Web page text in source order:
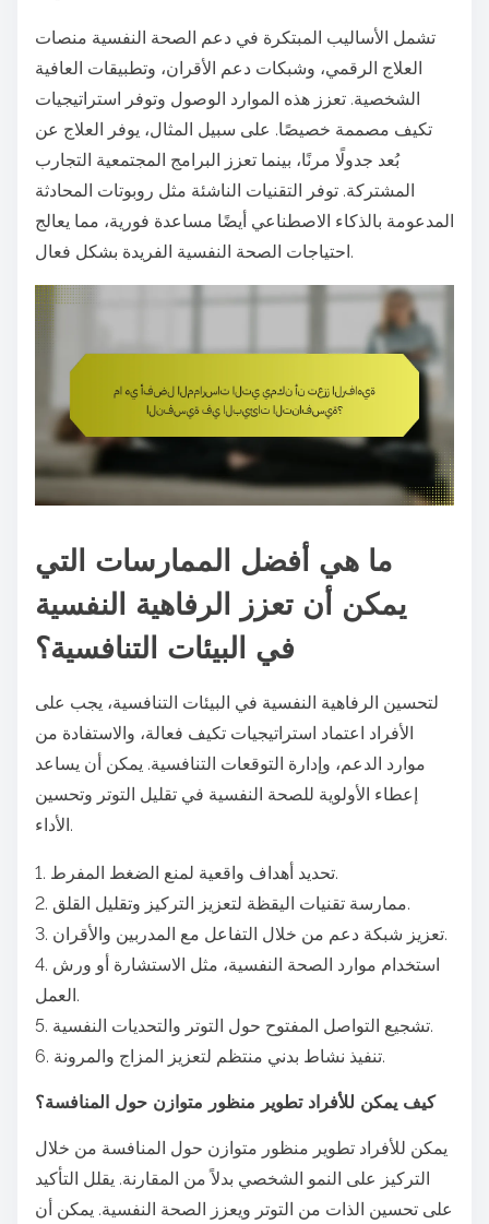
تشمل الأساليب المبتكرة في دعم الصحة النفسية منصات
العلاج الرقمي، وشبكات دعم الأقران، وتطبيقات العافية
الشخصية. تعزز هذه الموارد الوصول وتوفر استراتيجيات
تكيف مصممة خصيصًا. على سبيل المثال، يوفر العلاج عن
بُعد جدولًا مرنًا، بينما تعزز البرامج المجتمعية التجارب
المشتركة. توفر التقنيات الناشئة مثل روبوتات المحادثة
المدعومة بالذكاء الاصطناعي أيضًا مساعدة فورية، مما يعالج
احتياجات الصحة النفسية الفريدة بشكل فعال.
ما هي أفضل الممارسات التي
يمكن أن تعزز الرفاهية النفسية
في البيئات التنافسية؟
لتحسين الرفاهية النفسية في البيئات التنافسية، يجب على
الأفراد اعتماد استراتيجيات تكيف فعالة، والاستفادة من
موارد الدعم، وإدارة التوقعات التنافسية. يمكن أن يساعد
إعطاء الأولوية للصحة النفسية في تقليل التوتر وتحسين
الأداء.
1. تحديد أهداف واقعية لمنع الضغط المفرط.
2. ممارسة تقنيات اليقظة لتعزيز التركيز وتقليل القلق.
3. تعزيز شبكة دعم من خلال التفاعل مع المدربين والأقران.
4. استخدام موارد الصحة النفسية، مثل الاستشارة أو ورش
العمل.
5. تشجيع التواصل المفتوح حول التوتر والتحديات النفسية.
6. تنفيذ نشاط بدني منتظم لتعزيز المزاج والمرونة.
كيف يمكن للأفراد تطوير منظور متوازن حول المنافسة؟
يمكن للأفراد تطوير منظور متوازن حول المنافسة من خلال
التركيز على النمو الشخصي بدلاً من المقارنة. يقلل التأكيد
على تحسين الذات من التوتر ويعزز الصحة النفسية. يمكن أن